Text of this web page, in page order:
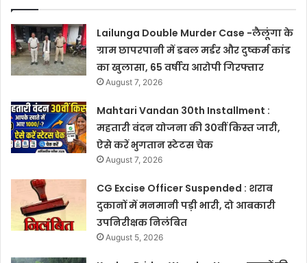
Lailunga Double Murder Case -लैलूंगा के
ग्राम छापरपानी में डबल मर्डर और दुष्कर्म कांड
का खुलासा, 65 वर्षीय आरोपी गिरफ्तार
August 7, 2026
Mahtari Vandan 30th Installment :
महतारी वंदन योजना की 30वीं किस्त जारी,
ऐसे करें भुगतान स्टेटस चेक
August 7, 2026
CG Excise Officer Suspended : शराब
दुकानों में मनमानी पड़ी भारी, दो आबकारी
उपनिरीक्षक निलंबित
August 5, 2026